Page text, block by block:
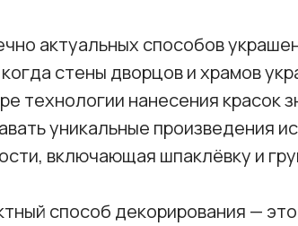
актуальных способов
стены дворцов и храмов
технологии нанесения красок
уникальные произведения
включающая шпаклёвку и
способ декорирования —